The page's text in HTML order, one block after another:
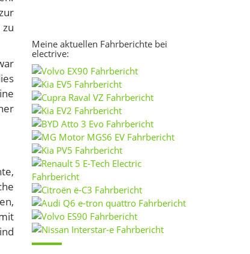
Meine aktuellen Fahrberichte bei
electrive: